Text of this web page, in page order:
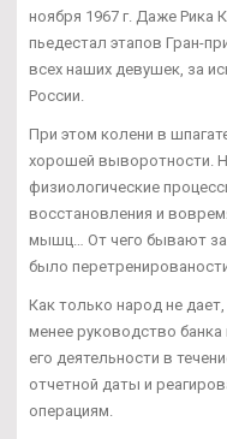
ноября 1967 г. Даже Рика
пьедестал этапов Гран-
всех наших девушек, за
России.
При этом колени в
хорошей выворотности.
физиологические
восстановления и
мышц… От чего бывают
было
Как только народ не
менее руководство
его деятельности в
отчетной даты и
операциям.